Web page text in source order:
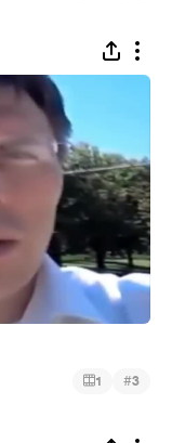
1 #3